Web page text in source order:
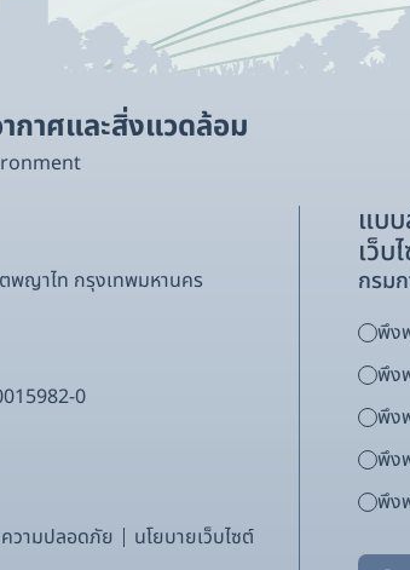
กาศและสิ่งแวดล้อม
พญาไท กรุงเทพมหานคร
0
วามปลอดภัย นโยบายเว็บไซต์
แบบ
เว็บ
กรม
พึง
พึง
พึง
พึง
พึง